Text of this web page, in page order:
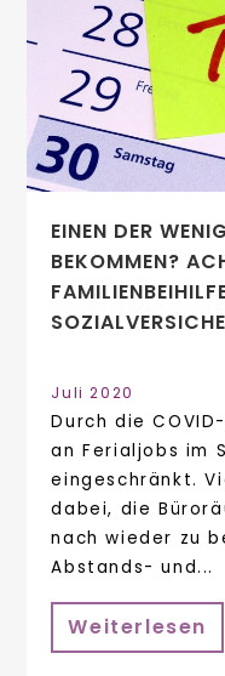
EINEN DER
BEKOMMEN?
Juli 2020
Durch die
an Ferialjobs im
eingeschränkt.
dabei, die
nach wieder zu
Abstands- und...
Weiterlesen